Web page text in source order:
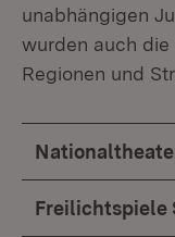
unabhängigen
wurden auch die
Regionen und
Freilichtspiele